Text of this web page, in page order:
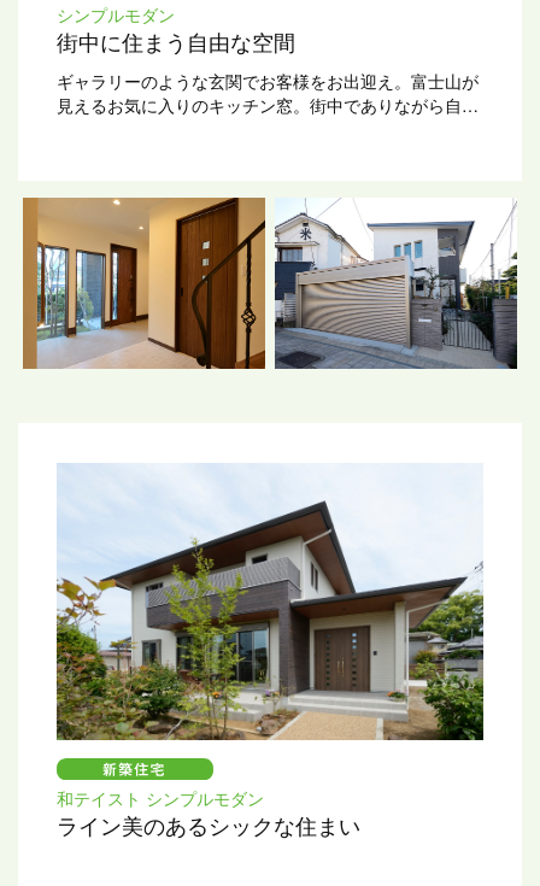
シンプルモダン
街中に住まう自由な空間
ギャラリーのような玄関でお客様をお出迎え。富士山が
見えるお気に入りのキッチン窓。街中でありながら自分
和テイスト シンプルモダン
ライン美のあるシックな住まい